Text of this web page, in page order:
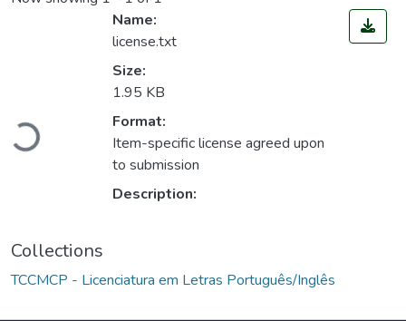
Loading...
Name:
license.txt
Size:
1.95 KB
Format:
Item-specific license agreed upon
to submission
Description:
Collections
TCCMCP - Licenciatura em Letras Português/Inglês